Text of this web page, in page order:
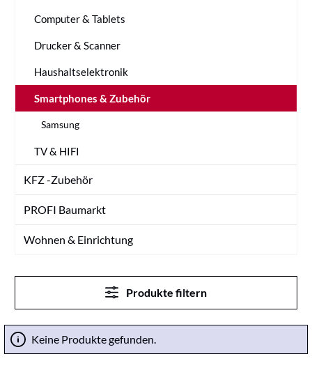
Computer & Tablets
Drucker & Scanner
Haushaltselektronik
Smartphones & Zubehör
Samsung
TV & HIFI
KFZ -Zubehör
PROFI Baumarkt
Wohnen & Einrichtung
Produkte filtern
Keine Produkte gefunden.